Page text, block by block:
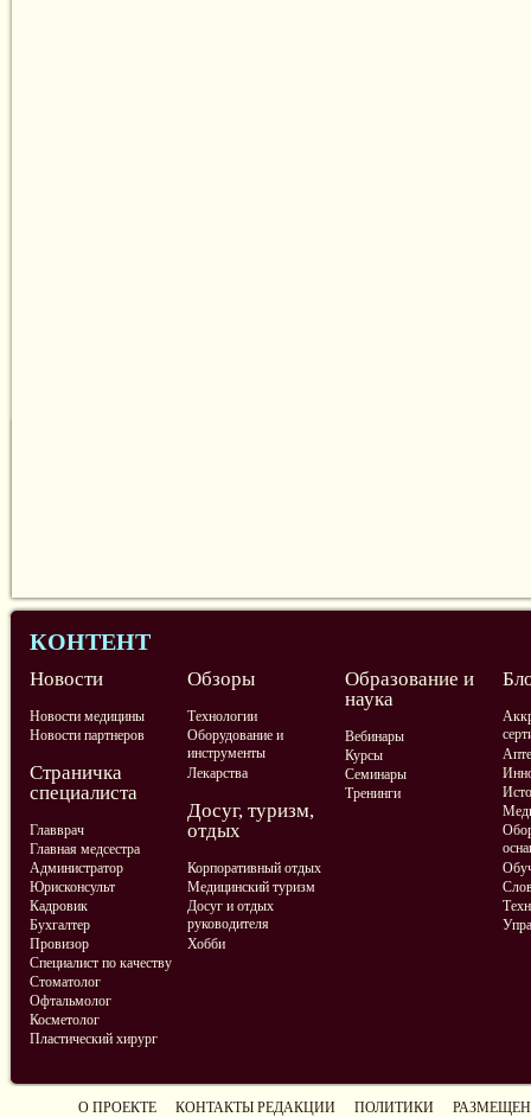
КОНТЕНТ
Новости
Новости медицины
Новости партнеров
Обзоры
Технологии
Оборудование и
инструменты
Лекарства
Образование и
наука
Вебинары
Курсы
Семинары
Тренинги
Страничка
специалиста
Главврач
Главная медсестра
Администратор
Юрисконсульт
Кадровик
Бухгалтер
Провизор
Специалист по качеству
Стоматолог
Офтальмолог
Косметолог
Пластический хирург
Досуг, туризм,
отдых
Корпоративный отдых
Медицинский туризм
Досуг и отдых
руководителя
Хобби
О ПРОЕКТЕ КОНТАКТЫ РЕДАКЦИИ ПОЛИТИКИ